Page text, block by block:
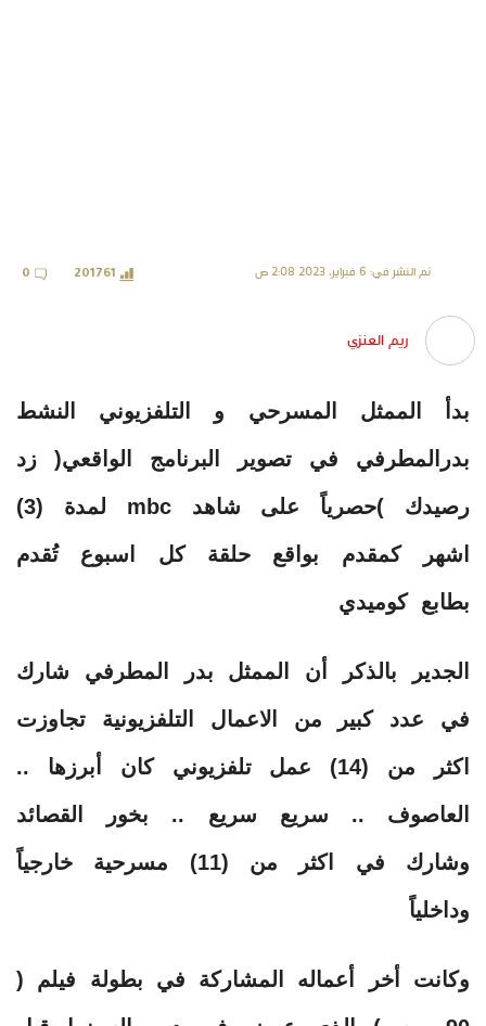
تم النشر في: 6 فبراير، 2023 2:08 ص 201761
0
ريم العنزي
بدأ الممثل المسرحي و التلفزيوني النشط
بدرالمطرفي في تصوير البرنامج الواقعي( زد
رصيدك )حصرياً على شاهد mbc لمدة (3)
اشهر كمقدم بواقع حلقة كل اسبوع تُقدم
بطابع كوميدي
الجدير بالذكر أن الممثل بدر المطرفي شارك
في عدد كبير من الاعمال التلفزيونية تجاوزت
اكثر من (14) عمل تلفزيوني كان أبرزها ..
العاصوف .. سريع سريع .. بخور القصائد
وشارك في اكثر من (11) مسرحية خارجياً
وداخلياً
وكانت أخر أعماله المشاركة في بطولة فيلم (